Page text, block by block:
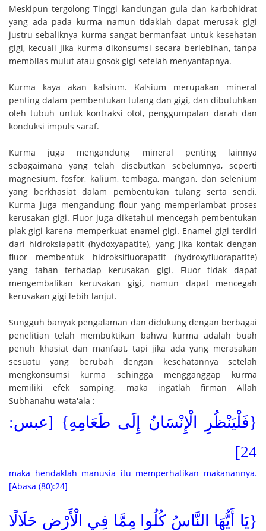
Meskipun tergolong Tinggi kandungan gula dan karbohidrat
yang ada pada kurma namun tidaklah dapat merusak gigi
justru sebaliknya kurma sangat bermanfaat untuk kesehatan
gigi, kecuali jika kurma dikonsumsi secara berlebihan, tanpa
membilas mulut atau gosok gigi setelah menyantapnya.
Kurma kaya akan kalsium. Kalsium merupakan mineral
penting dalam pembentukan tulang dan gigi, dan dibutuhkan
oleh tubuh untuk kontraksi otot, penggumpalan darah dan
konduksi impuls saraf.
Kurma juga mengandung mineral penting lainnya
sebagaimana yang telah disebutkan sebelumnya, seperti
magnesium, fosfor, kalium, tembaga, mangan, dan selenium
yang berkhasiat dalam pembentukan tulang serta sendi.
Kurma juga mengandung flour yang memperlambat proses
kerusakan gigi. Fluor juga diketahui mencegah pembentukan
plak gigi karena memperkuat enamel gigi. Enamel gigi terdiri
dari hidroksiapatit (hydoxyapatite), yang jika kontak dengan
fluor membentuk hidroksifluorapatit (hydroxyfluorapatite)
yang tahan terhadap kerusakan gigi. Fluor tidak dapat
mengembalikan kerusakan gigi, namun dapat mencegah
kerusakan gigi lebih lanjut.
Sungguh banyak pengalaman dan didukung dengan berbagai
penelitian telah membuktikan bahwa kurma adalah buah
penuh khasiat dan manfaat, tapi jika ada yang merasakan
sesuatu yang berubah dengan kesehatannya setelah
mengkonsumsi kurma sehingga mengganggap kurma
memiliki efek samping, maka ingatlah firman Allah
Subhanahu wata'ala :
{فَلْيَنْظُرِ الْإِنْسَانُ إِلَى طَعَامِهِ} [عبس:
24]
maka hendaklah manusia itu memperhatikan makanannya.
[Abasa (80):24]
{يَا أَيُّهَا النَّاسُ كُلُوا مِمَّا فِي الْأَرْضِ حَلَالًا